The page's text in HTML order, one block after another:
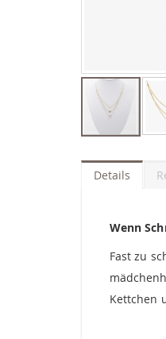
Anfang
derDetails
Wenn
Fast zu
Kettchen